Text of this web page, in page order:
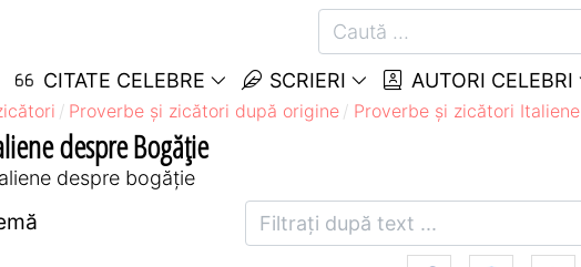
CITATE CELEBRE SCRIERI AUTORI CELEBRI
Proverbe și zicători după origine Proverbe și zicători Italiene
despre Bogăție
despre bogăție